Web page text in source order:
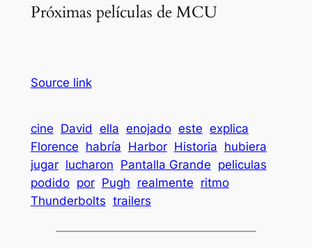
Próximas películas de MCU
Source link
cine David ella enojado este explica
Florence habría Harbor Historia hubiera
jugar lucharon Pantalla Grande peliculas
podido por Pugh realmente ritmo
Thunderbolts trailers